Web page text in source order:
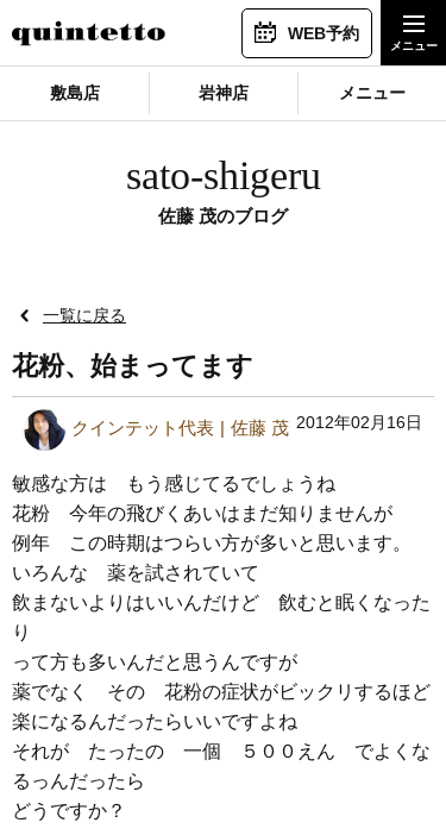
WEB予約
敷島店 岩神店 メニュー
sato-shigeru
佐藤 茂のブログ
一覧に戻る
花粉、始まってます
クインテット代表 佐藤 茂 2012年02月16日
敏感な方は もう感じてるでしょうね
花粉 今年の飛びくあいはまだ知りませんが
例年 この時期はつらい方が多いと思います。
いろんな 薬を試されていて
飲まないよりはいいんだけど 飲むと眠くなった
り
って方も多いんだと思うんですが
薬でなく その 花粉の症状がビックリするほど
楽になるんだったらいいですよね
それが たったの 一個 ５００えん でよくな
るっんだったら
どうですか？